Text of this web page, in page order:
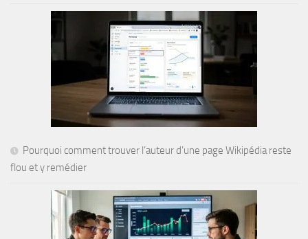
Pourquoi comment trouver l’auteur d’une page Wikipédia reste
flou et y remédier